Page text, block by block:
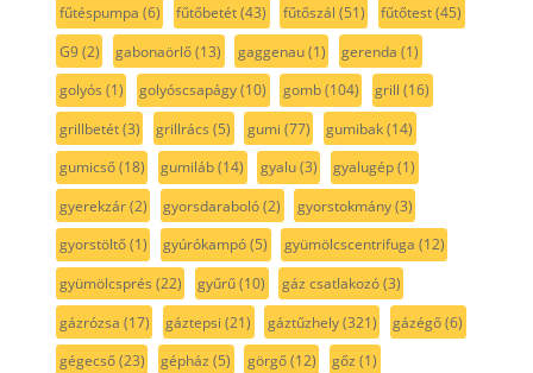
fűtéspumpa (6) fűtőbetét(43) fűtőszál (51) fűtőtest(45)
G9(2) gabonaörlő(13) gaggenau(1) gerenda (1)
golyós (1) golyóscsapágy(10) gomb(104) grill (16)
grillbetét(3) grillrács (5) gumi (77) gumibak(14)
gumicső(18) gumiláb(14) gyalu(3) gyalugép(1)
gyerekzár(2) gyorsdaraboló(2) gyorstokmány(3)
gyorstöltő(1) gyúrókampó(5) gyümölcscentrifuga (12)
gyümölcsprés (22) gyűrű(10) gáz csatlakozó(3)
gázrózsa (17) gáztepsi (21) gáztűzhely(321) gázégő(6)
gégecső(23) gépház (5) görgő(12) gőz (1)